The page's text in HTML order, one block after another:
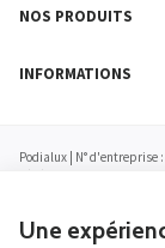
NOS PRODUITS
INFORMATIONS
Podialux | N° d'entreprise
© Copyright 2023-2026 -
Une